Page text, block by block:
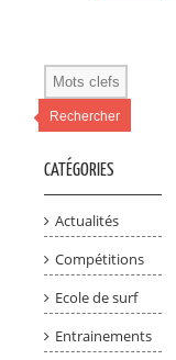
Rechercher
CATÉGORIES
Actualités
Compétitions
Ecole de surf
Entrainements